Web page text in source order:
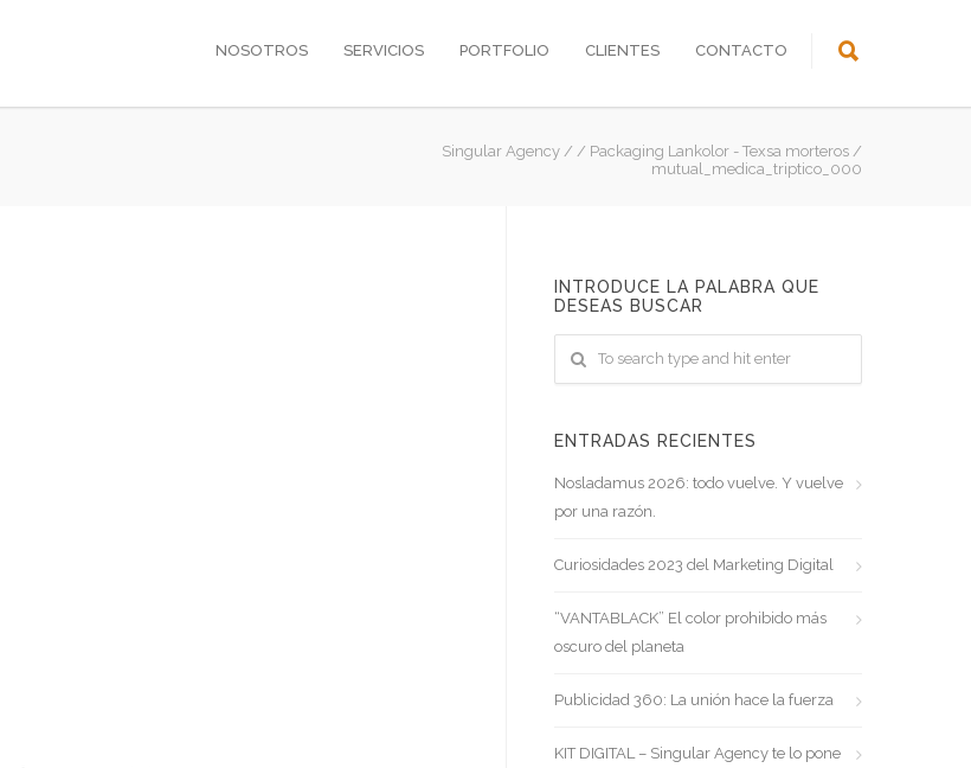
NOSOTROS SERVICIOS PORTFOLIO CLIENTES CONTACTO
Singular Agency / / Packaging Lankolor - Texsa morteros /
mutual_medica_triptico_000
INTRODUCE LA PALABRA QUE
DESEAS BUSCAR
ENTRADAS RECIENTES
Nosladamus 2026: todo vuelve. Y vuelve
por una razón.
Curiosidades 2023 del Marketing Digital
“VANTABLACK” El color prohibido más
oscuro del planeta
Publicidad 360: La unión hace la fuerza
KIT DIGITAL – Singular Agency te lo pone